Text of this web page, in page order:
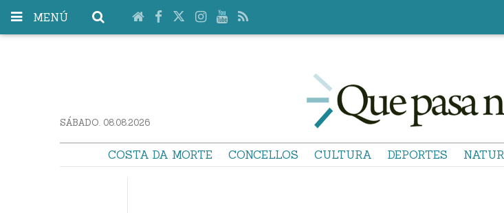
MENÚ
SÁBADO. 08.08.2026
COSTA DA MORTE CONCELLOS CULTURA DEPORTES